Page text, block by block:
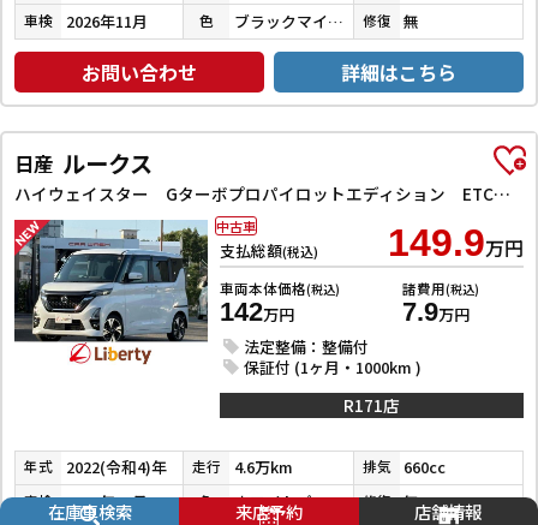
車検 2026年11月 色 ブラックマイカメタリック 修復 無
お問い合わせ 詳細はこちら
日産 ルークス
ハイウェイスター Gターボプロパイロットエディション ETC 全周囲カメラ 両側電動スライドドア ナビ TV クリアランスソナー オートクルーズコントロール オートライト スマートキー アイドリングストップ 電動格納ミラー CVT Bluetooth
支払総額(税込) 149.9万円
車両本体価格(税込)
142万円
諸費用(税込)
7.9万円
法定整備：整備付
保証付 (1ヶ月・1000km )
中古車
R171店
年式 2022(令和4)年 走行 4.6万km 排気 660cc
車検 2027年11月 色 ホワイトパール３コートパール 修復 無
在庫車検索 来店予約 店舗情報